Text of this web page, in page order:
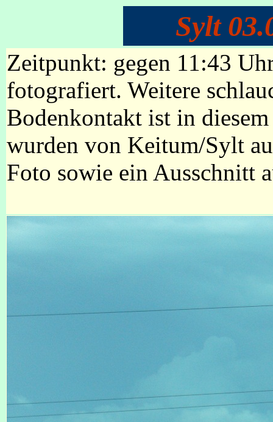
Sylt
Zeitpunkt: gegen 11:43
fotografiert. Weitere
Bodenkontakt ist in
wurden von Keitum/Sylt
Foto sowie ein Ausschnitt